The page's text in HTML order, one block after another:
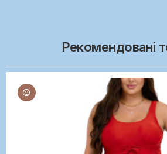
Рекомендовані